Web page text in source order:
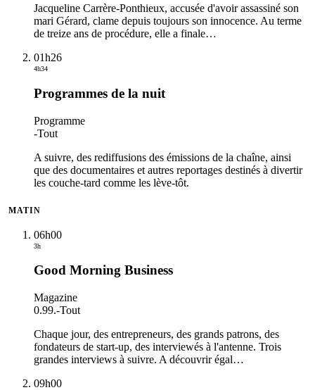
Jacqueline Carrère-Ponthieux, accusée d'avoir assassiné son
mari Gérard, clame depuis toujours son innocence. Au terme
de treize ans de procédure, elle a finale…
01h26
4h34
Programmes de la nuit
Programme
-Tout
A suivre, des rediffusions des émissions de la chaîne, ainsi
que des documentaires et autres reportages destinés à divertir
les couche-tard comme les lève-tôt.
MATIN
06h00
3h
Good Morning Business
Magazine
0.99.-Tout
Chaque jour, des entrepreneurs, des grands patrons, des
fondateurs de start-up, des interviewés à l'antenne. Trois
grandes interviews à suivre. A découvrir égal…
09h00